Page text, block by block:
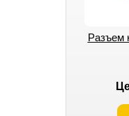
Разъем